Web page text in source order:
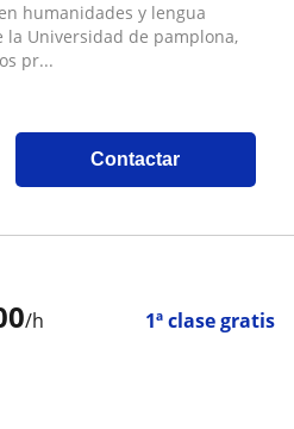
humanidades y lengua
la Universidad de pamplona,
pr...
Contactar
/h 1ª clase gratis